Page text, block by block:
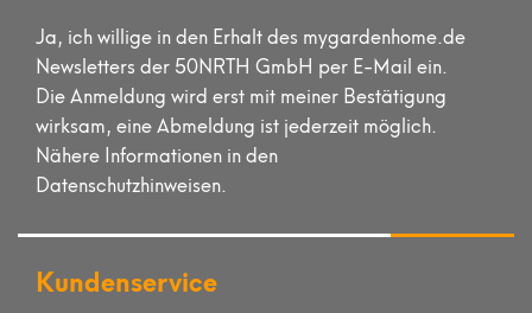
Ja, ich willige in den Erhalt des mygardenhome.de
Newsletters der 50NRTH GmbH per E-Mail ein.
Die Anmeldung wird erst mit meiner Bestätigung
wirksam, eine Abmeldung ist jederzeit möglich.
Nähere Informationen in den
Datenschutzhinweisen.
Kundenservice